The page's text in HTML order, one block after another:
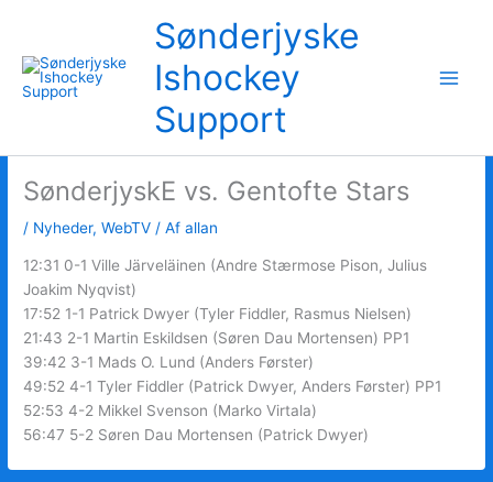
indholdet
Sønderjyske
Ishockey
Support
SønderjyskE vs. Gentofte Stars
/ Nyheder,WebTV / Afallan
12:31 0-1 Ville Järveläinen (Andre Stærmose Pison, Julius
Joakim Nyqvist)
17:52 1-1 Patrick Dwyer (Tyler Fiddler, Rasmus Nielsen)
21:43 2-1 Martin Eskildsen (Søren Dau Mortensen) PP1
39:42 3-1 Mads O. Lund (Anders Førster)
49:52 4-1 Tyler Fiddler (Patrick Dwyer, Anders Førster) PP1
52:53 4-2 Mikkel Svenson (Marko Virtala)
56:47 5-2 Søren Dau Mortensen (Patrick Dwyer)